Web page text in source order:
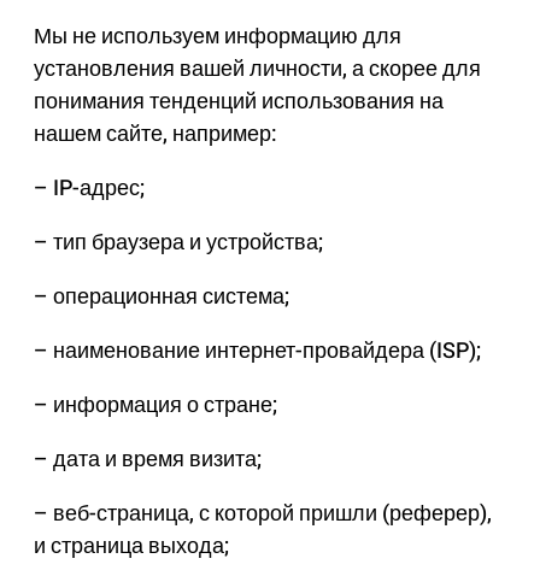
Мы не используем информацию для
установления вашей личности, а скорее для
понимания тенденций использования на
нашем сайте, например:
– IP-адрес;
– тип браузера и устройства;
– операционная система;
– наименование интернет-провайдера (ISP);
– информация о стране;
– дата и время визита;
– веб-страница, с которой пришли (реферер),
и страница выхода;